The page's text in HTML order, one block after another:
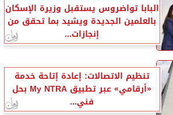
البابا تواضروس يستقبل وزيرة الإسكان
بالعلمين الجديدة ويشيد بما تحقق من
إنجازات...
تنظيم الاتصالات: إعادة إتاحة خدمة
«أرقامي» عبر تطبيق My NTRA بحل
فني...